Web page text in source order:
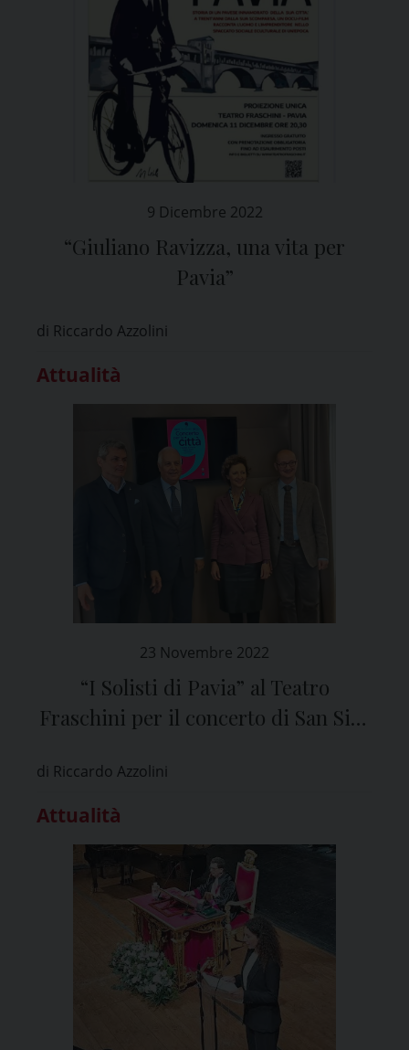
9 Dicembre 2022
“Giuliano Ravizza, una vita per
Pavia”
di Riccardo Azzolini
Attualità
23 Novembre 2022
“I Solisti di Pavia” al Teatro
Fraschini per il concerto di San Siro
di Riccardo Azzolini
Attualità